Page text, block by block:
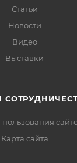
Статьи
Новости
Видео
Выставки
Карта сайта